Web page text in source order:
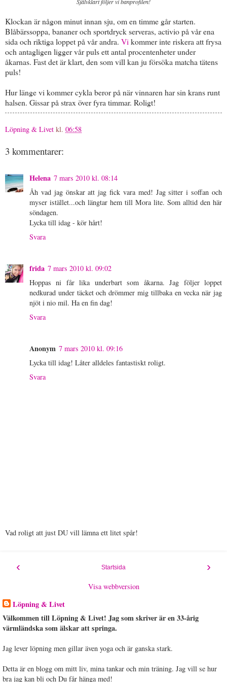
Självklart följer vi banprofilen!
Klockan är någon minut innan sju, om en timme går starten.
Blåbärssoppa, bananer och sportdryck serveras, activio på vår ena
sida och riktiga loppet på vår andra. Vikommer inte riskera att frysa
och antagligen ligger vår puls ett antal procentenheter under
åkarnas. Fast det är klart, den som vill kan ju försöka matcha tätens
puls!
Hur länge vi kommer cykla beror på när vinnaren har sin krans runt
halsen. Gissar på strax över fyra timmar. Roligt!
Löpning & Livet kl. 06:58
3 kommentarer:
Helena 7 mars 2010 kl. 08:14
Åh vad jag önskar att jag fick vara med! Jag sitter i soffan och
myser istället...och längtar hem till Mora lite. Som alltid den här
söndagen.
Lycka till idag - kör hårt!
Svara
frida 7 mars 2010 kl. 09:02
Hoppas ni får lika underbart som åkarna. Jag följer loppet
nedkurad under täcket och drömmer mig tillbaka en vecka när jag
njöt i nio mil. Ha en fin dag!
Svara
Anonym 7 mars 2010 kl. 09:16
Lycka till idag! Låter alldeles fantastiskt roligt.
Svara
Vad roligt att just DU vill lämna ett litet spår!
‹ ›
Startsida
Visa webbversion
Löpning & Livet
Välkommen till Löpning & Livet! Jag som skriver är en 33-årig
värmländska som älskar att springa.
Jag lever löpning men gillar även yoga och är ganska stark.
Detta är en blogg om mitt liv, mina tankar och min träning. Jag vill se hur
bra jag kan bli och Du får hänga med!